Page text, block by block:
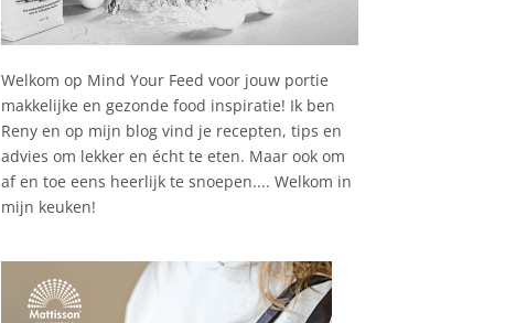
Welkom op Mind Your Feed voor jouw portie
makkelijke en gezonde food inspiratie! Ik ben
Reny en op mijn blog vind je recepten, tips en
advies om lekker en écht te eten. Maar ook om
af en toe eens heerlijk te snoepen.... Welkom in
mijn keuken!